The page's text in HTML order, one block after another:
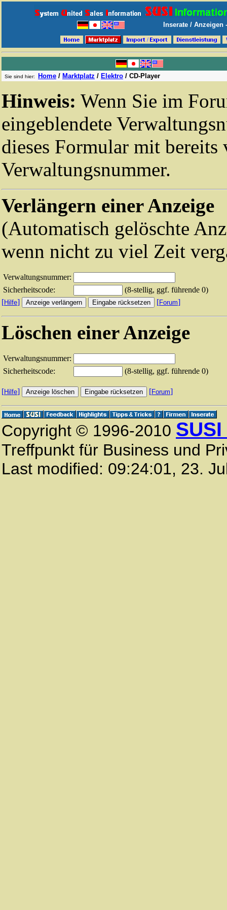
Inserate /
Sie sind hier: Home / Marktplatz / Elektro / CD-Player
Hinweis: Wenn Sie im
eingeblendete
dieses Formular mit
Verwaltungsnummer.
Verlängern einer Anzeige
(Automatisch gelöschte
wenn nicht zu viel Zeit
Verwaltungsnummer:
Sicherheitscode:
(8-stellig, ggf. führende 0)
[Hilfe] [Forum]
Löschen einer Anzeige
Verwaltungsnummer:
Sicherheitscode:
(8-stellig, ggf. führende 0)
[Hilfe] [Forum]
Copyright © 1996-2010 SUSI
Treffpunkt für Business und
Last modified: 09:24:01, 23.